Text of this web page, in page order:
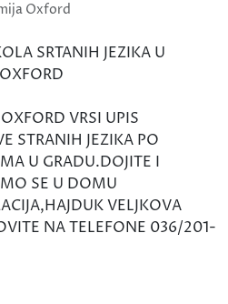
Oxford
VRSI UPIS
STRANIH JEZIKA PO
U GRADU.DOJITE I
SE U DOMU
VELJKOVA
NA TELEFONE 036/201-